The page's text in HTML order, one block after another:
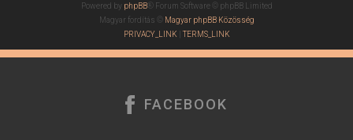
Powered by phpBB® Forum Software © phpBB Limited
Magyar fordítás © Magyar phpBB Közösség
PRIVACY_LINK |TERMS_LINK
FACEBOOK